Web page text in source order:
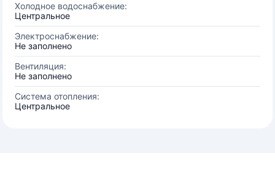
Холодное водоснабжение:
Центральное
Электроснабжение:
Не заполнено
Вентиляция:
Не заполнено
Система отопления:
Центральное